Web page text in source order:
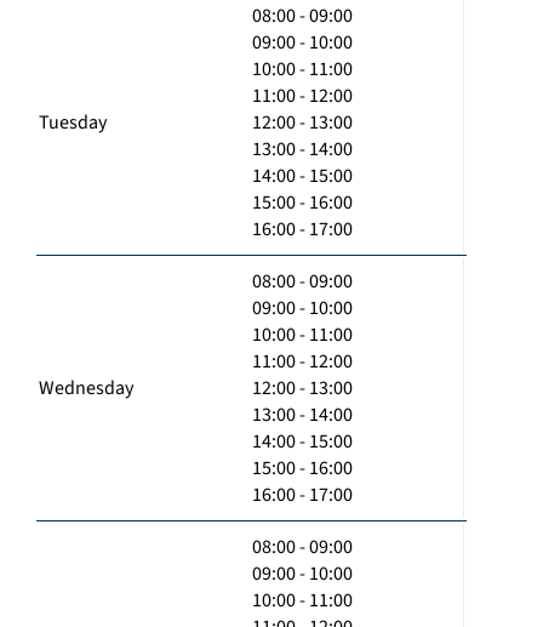
Tuesday
08:00 - 09:00
09:00 - 10:00
10:00 - 11:00
11:00 - 12:00
12:00 - 13:00
13:00 - 14:00
14:00 - 15:00
15:00 - 16:00
16:00 - 17:00
Wednesday
08:00 - 09:00
09:00 - 10:00
10:00 - 11:00
11:00 - 12:00
12:00 - 13:00
13:00 - 14:00
14:00 - 15:00
15:00 - 16:00
16:00 - 17:00
08:00 - 09:00
09:00 - 10:00
10:00 - 11:00